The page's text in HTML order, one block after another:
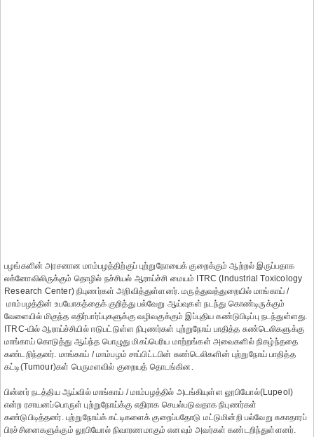
பழங்களின் அரசனான மாம்பழத்திற்குப் புற்றுநோயைக் குறைக்கும் ஆற்றல் இருப்பதாக
லக்னோவிலிருக்கும் தொழில் நச்சியல் ஆராய்ச்சி மையம் ITRC (Industrial Toxicology
Research Center) நிபுணர்கள் அறிவித்துள்ளனர். மருத்துவத்துறையில் மாங்காய் /
மாம்பழத்தின் உபயோகத்தைக் குறித்து பல்வேறு ஆய்வுகள் நடந்து கொண்டிருக்கும்
வேளையில் மிகுந்த எதிர்பார்ப்புகளுக்கு வழிவகுக்கும் இப்புதிய கண்டுபிடிப்பு நடந்துள்ளது.
ITRC-யில் ஆராய்ச்சியில் ஈடுபட்டுள்ள நிபுணர்கள் புற்றுநோய் பாதித்த சுண்டெலிகளுக்கு
மாங்காய் கொடுத்து ஆய்ந்த பொழுது மிகப்பெரிய மாற்றங்கள் அவைகளில் நிகழ்ந்ததை
கண்டறிந்தனர். மாங்காய் / மாம்பழம் சாப்பிட்டபின் சுண்டெலிகளின் புற்றுநோய் பாதித்த
கட்டி(Tumour)கள் பெருமளவில் குறையத் தொடங்கின.
பின்னர் நடத்திய ஆய்வில் மாங்காய் / மாம்பழத்தில் அடங்கியுள்ள லூபியோல்(Lupeol)
என்ற ரசாயனப்பொருள் புற்றுநோய்க்கு எதிராக செயல்படுவதாக நிபுணர்கள்
கண்டுபிடித்தனர். புற்றுநோய்க் கட்டிகளைக் குறைப்பதோடு மட்டுமின்றி பல்வேறு சுகாதாரப்
பிரச்சினைகளுக்கும் லூபியோல் நிவாரணமாகும் எனவும் அவர்கள் கண்டறிந்துள்ளனர்.